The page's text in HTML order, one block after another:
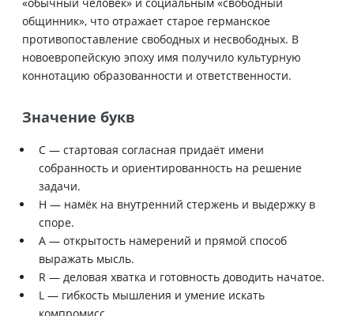
общинник», что отражает старое германское
противопоставление свободных и несвободных. В
новоевропейскую эпоху имя получило культурную
коннотацию образованности и ответственности.
Значение букв
C — стартовая согласная придаёт имени
собранность и ориентированность на решение
задачи.
H — намёк на внутренний стержень и выдержку в
споре.
A — открытость намерений и прямой способ
выражать мысль.
R — деловая хватка и готовность доводить начатое.
L — гибкость мышления и умение искать